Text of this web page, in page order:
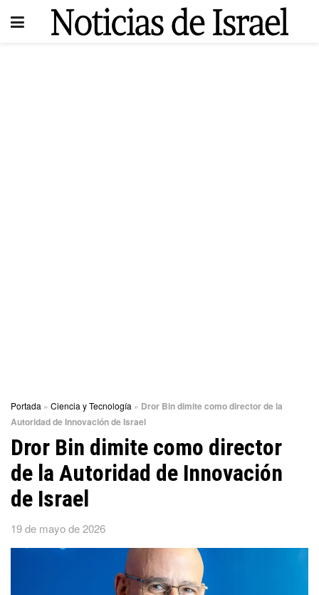
Portada » Ciencia y Tecnología » Dror Bin dimite como director de la
Autoridad de Innovación de Israel
Dror Bin dimite como director
de la Autoridad de Innovación
de Israel
19 de mayo de 2026